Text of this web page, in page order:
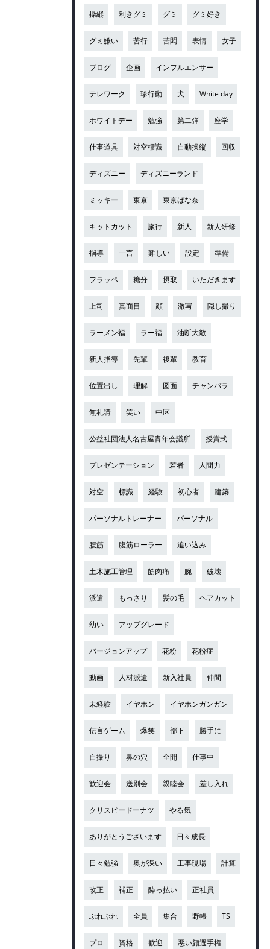
操縦 利きグミ グミ グミ好き
グミ嫌い 苦行 苦悶 表情 女子
ブログ 企画 インフルエンサー
テレワーク 珍行動 犬 White day
ホワイトデー 勉強 第二弾 座学
仕事道具 対空標識 自動操縦 回収
ディズニー ディズニーランド
ミッキー 東京 東京ばな奈
キットカット 旅行 新人 新人研修
指導 一言 難しい 設定 準備
フラッペ 糖分 摂取 いただきます
上司 真面目 顔 激写 隠し撮り
ラーメン福 ラー福 油断大敵
新人指導 先輩 後輩 教育
位置出し 理解 図面 チャンバラ
無礼講 笑い 中区
公益社団法人名古屋青年会議所 授賞式
プレゼンテーション 若者 人間力
対空 標識 経験 初心者 建築
パーソナルトレーナー パーソナル
腹筋 腹筋ローラー 追い込み
土木施工管理 筋肉痛 腕 破壊
派遣 もっさり 髪の毛 ヘアカット
幼い アップグレード
バージョンアップ 花粉 花粉症
動画 人材派遣 新入社員 仲間
未経験 イヤホン イヤホンガンガン
伝言ゲーム 爆笑 部下 勝手に
自撮り 鼻の穴 全開 仕事中
歓迎会 送別会 親睦会 差し入れ
クリスピードーナツ やる気
ありがとうございます 日々成長
日々勉強 奥が深い 工事現場 計算
改正 補正 酔っ払い 正社員
ぶれぶれ 全員 集合 野帳 TS
プロ 資格 歓迎 悪い顔選手権